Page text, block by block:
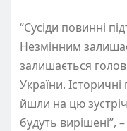
“Сусіди повинні
Незмінним
залишається
України.
йшли на цю
будуть вирішені”,